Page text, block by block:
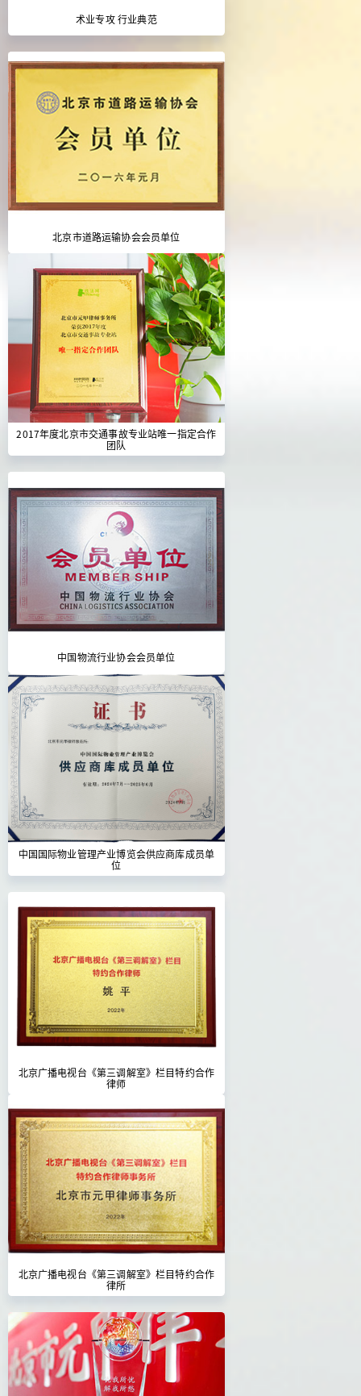
术业专攻 行业典范
北京市道路运输协会会员单位
2017年度北京市交通事故专业站唯一指定合作
团队
中国物流行业协会会员单位
中国国际物业管理产业博览会供应商库成员单
位
北京广播电视台《第三调解室》栏目特约合作
律师
北京广播电视台《第三调解室》栏目特约合作
律所